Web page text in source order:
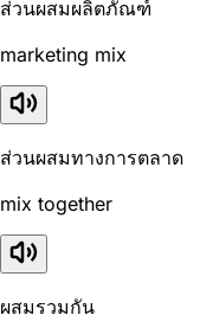
ส่วนผสมผลิตภัณฑ์
marketing mix
ส่วนผสมทางการตลาด
mix together
ผสมรวมกัน